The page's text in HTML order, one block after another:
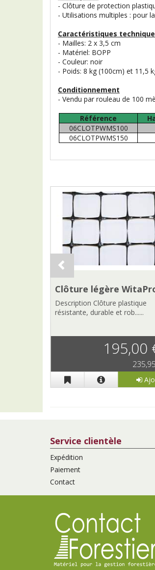
- Clôture de protection
- Utilisations multiples : pour
Caractéristiques
- Mailles: 2 x 3,5 cm
- Matériel: BOPP
- Couleur: noir
- Poids: 8 kg (100cm) et 11,5
Conditionnement
- Vendu par rouleau de 100
Référence
06CLOTPWMS100
06CLOTPWMS150
Clôture légère
Description Clôture plastique
résistante, durable et rob......
195,00
Service clientèle
Expédition
Paiement
Contact